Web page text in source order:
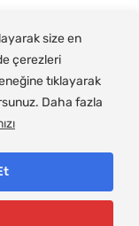
size en
çerezleri
tıklayarak
Daha fazla